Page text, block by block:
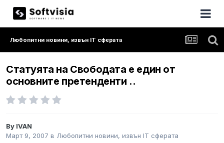
Любопитни новини, извън IT сферата
Статуята на Свободата е един от
основните претенденти ..
By IVAN
Март 9, 2007 в Любопитни новини, извън IT сферата